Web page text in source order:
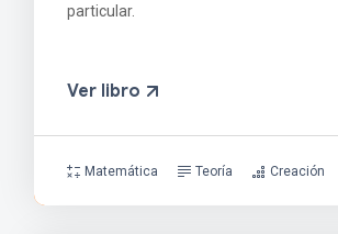
particular.
Ver libro
Matemática Teoría Creación